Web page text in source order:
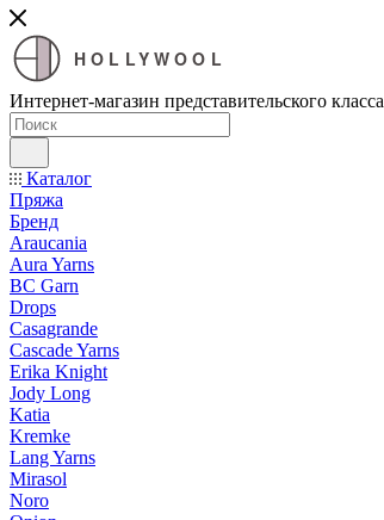
HOLLYWOOL
Интернет-магазин представительского класса
Каталог
Пряжа
Бренд
Araucania
Aura Yarns
BC Garn
Drops
Casagrande
Cascade Yarns
Erika Knight
Jody Long
Katia
Kremke
Lang Yarns
Mirasol
Noro